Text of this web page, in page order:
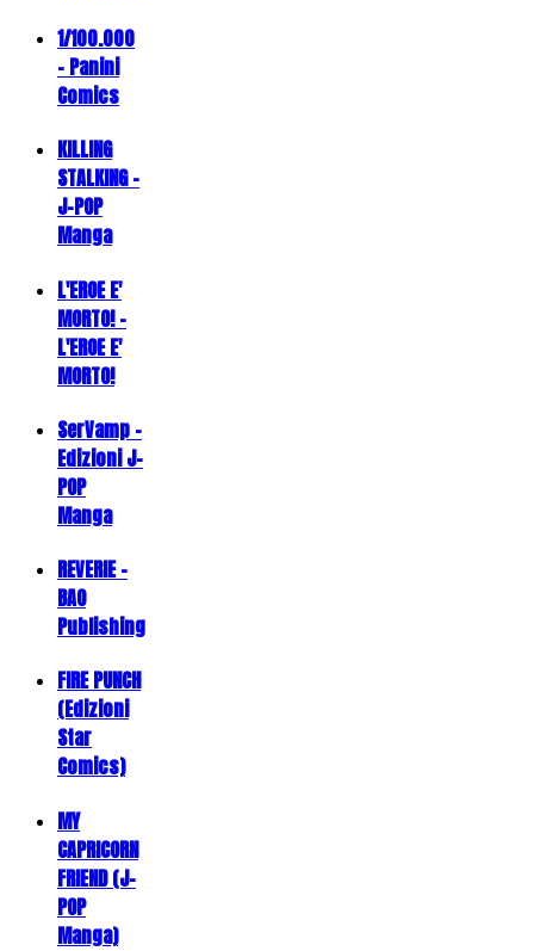
1/100.000
- Panini
Comics
KILLING
STALKING -
J-POP
Manga
L'EROE E'
MORTO! -
L'EROE E'
MORTO!
SerVamp -
Edizioni J-
POP
Manga
REVERIE -
BAO
Publishing
FIRE PUNCH
(Edizioni
Star
Comics)
MY
CAPRICORN
FRIEND (J-
POP
Manga)